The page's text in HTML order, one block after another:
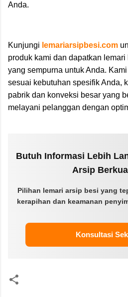
Anda.
Kunjungi lemariarsipbesi.com
produk kami dan dapatkan
yang sempurna untuk Anda.
sesuai kebutuhan spesifik Anda,
pabrik dan konveksi besar yang
melayani pelanggan dengan
Butuh Informasi Lebih
Arsip
Pilihan lemari arsip besi yang
kerapihan dan keamanan
Konsultasi